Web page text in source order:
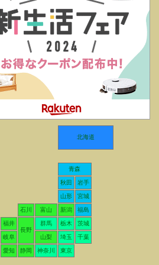
北海道
青森
秋田 岩手
山形 宮城
石川 富山 新潟 福島
福井
長野
群馬 栃木 茨城
岐阜 山梨 埼玉 千葉
愛知 静岡 神奈川 東京